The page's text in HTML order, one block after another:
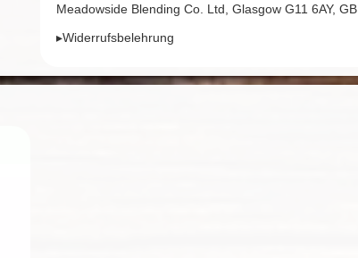
Meadowside Blending Co. Ltd, Glasgow G11 6AY, GB
▸Widerrufsbelehrung